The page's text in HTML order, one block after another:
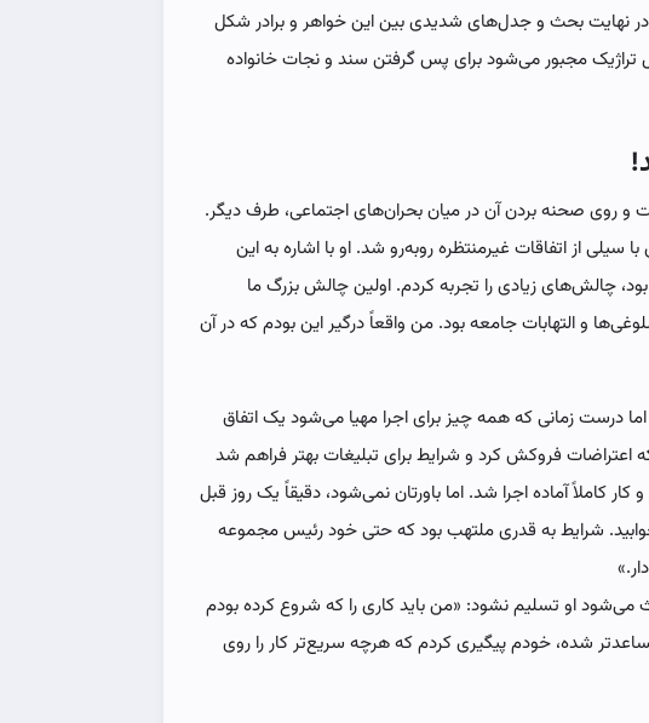
نهایت بحث و جدل‌های شدیدی بین این خواهر و برادر شکل
تراژیک مجبور می‌شود برای پس گرفتن سند و نجات خانواده
روی صحنه بردن آن در میان بحران‌های اجتماعی، طرف دیگر.
سیلی از اتفاقات غیرمنتظره روبه‌رو شد. او با اشاره به این
چالش‌های زیادی را تجربه کردم. اولین چالش بزرگ ما
و التهابات جامعه بود. من واقعاً درگیر این بودم که در آن
درست زمانی که همه چیز برای اجرا مهیا می‌شود یک اتفاق
اعتراضات فروکش کرد و شرایط برای تبلیغات بهتر فراهم شد
کار کاملاً آماده اجرا شد. اما باورتان نمی‌شود، دقیقاً یک روز قبل
شرایط به قدری ملتهب بود که حتی خود رئیس مجموعه
می‌شود او تسلیم نشود: «من باید کاری را که شروع کرده بودم
شده، خودم پیگیری کردم که هرچه سریع‌تر کار را روی